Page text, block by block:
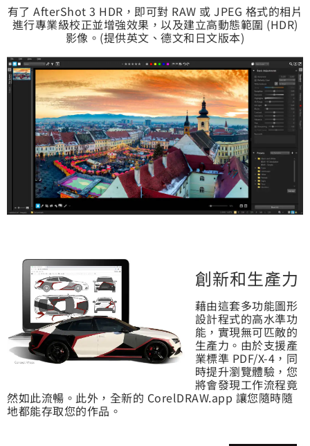
有了 AfterShot 3 HDR，即可對 RAW 或 JPEG 格式的相片
進行專業級校正並增強效果，以及建立高動態範圍 (HDR)
影像。(提供英文、德文和日文版本)
創新和生產力
藉由這套多功能圖形
設計程式的高水準功
能，實現無可匹敵的
生產力。由於支援產
業標準 PDF/X-4，同
時提升瀏覽體驗，您
將會發現工作流程竟
然如此流暢。此外，全新的 CorelDRAW.app 讓您隨時隨
地都能存取您的作品。